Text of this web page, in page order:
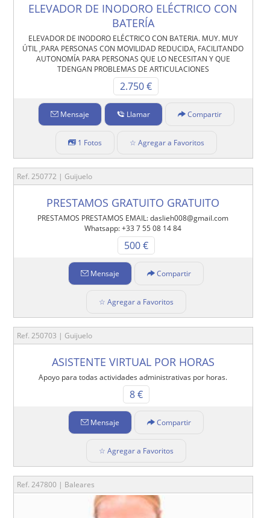
ELEVADOR DE INODORO ELÉCTRICO CON
BATERÍA
ELEVADOR DE INODORO ELÉCTRICO CON BATERIA. MUY. MUY
ÚTIL ,PARA PERSONAS CON MOVILIDAD REDUCIDA, FACILITANDO
AUTONOMÍA PARA PERSONAS QUE LO NECESITAN Y QUE
TDENGAN PROBLEMAS DE ARTICULACIONES
2.750 €
Mensaje Llamar Compartir
1 Fotos ☆ Agregar a Favoritos
Ref. 250772 | Guijuelo
PRESTAMOS GRATUITO GRATUITO
PRESTAMOS PRESTAMOS EMAIL: daslieh008@gmail.com
Whatsapp: +33 7 55 08 14 84
500 €
Mensaje Compartir
☆ Agregar a Favoritos
Ref. 250703 | Guijuelo
ASISTENTE VIRTUAL POR HORAS
Apoyo para todas actividades administrativas por horas.
8 €
Mensaje Compartir
☆ Agregar a Favoritos
Ref. 247800 | Baleares